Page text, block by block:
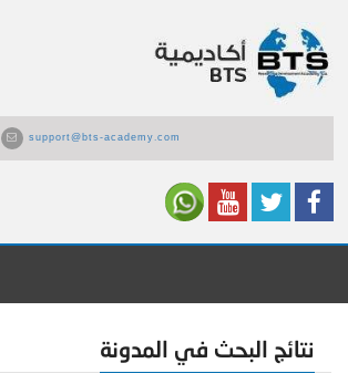
support@bts-academy.com
نتائج البحث في المدونة